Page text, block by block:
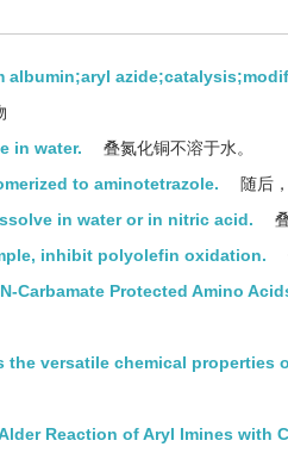
albumin;aryl
in water.
叠氮化铜不溶于水。
to aminotetrazole.
随后
in water or in nitric acid.
inhibit polyolefin oxidation.
Carbamate Protected Amino
the versatile chemical properties
Reaction of Aryl Imines with